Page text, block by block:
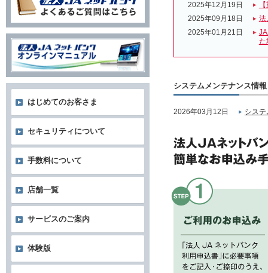
2025年12月19日
2025年09月18日
法
2025年01月21日
た
システムメンテナンス情報
2026年03月12日 シス
はじめてのお客さま
セキュリティについて
手数料について
店舗一覧
サービスのご案内
体験版